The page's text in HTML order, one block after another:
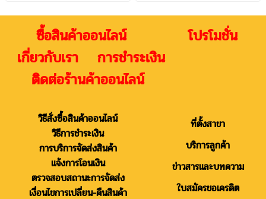
ซื้อสินค้าออนไลน์ โปรโมชั่น
เกี่ยวกับเรา การชำระเงิน
ติดต่อร้านค้าออนไลน์
วิธีสั่งซื้อสินค้าออนไลน์
วิธีการชำระเงิน
การบริการจัดส่งสินค้า
แจ้งการโอนเงิน
ตรวจสอบสถานะการจัดส่ง
เงื่อนไขการเปลี่ยน-คืนสินค้า
ที่ตั้งสาขา
บริการลูกค้า
ข่าวสารและบทความ
ใบสมัครขอเครดิต